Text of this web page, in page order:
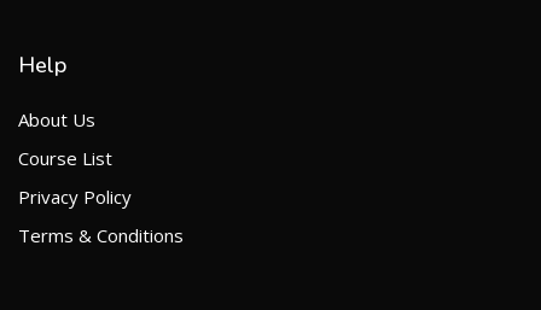
Help
About Us
Course List
Privacy Policy
Terms & Conditions